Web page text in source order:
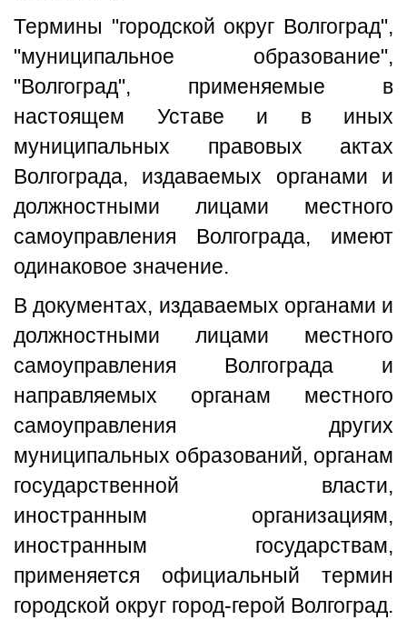
Термины "городской округ Волгоград",
"муниципальное образование",
"Волгоград", применяемые в
настоящем Уставе и в иных
муниципальных правовых актах
Волгограда, издаваемых органами и
должностными лицами местного
самоуправления Волгограда, имеют
одинаковое значение.
В документах, издаваемых органами и
должностными лицами местного
самоуправления Волгограда и
направляемых органам местного
самоуправления других
муниципальных образований, органам
государственной власти,
иностранным организациям,
иностранным государствам,
применяется официальный термин
городской округ город-герой Волгоград.